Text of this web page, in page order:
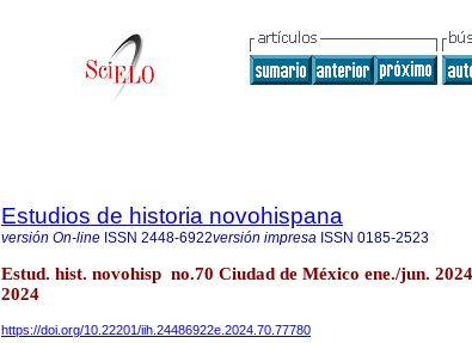
Estudios de historia novohispana
versión On-line ISSN 2448-6922versión impresa ISSN 0185-2523
Estud. hist. novohisp no.70 Ciudad de México ene./jun.
2024
https://doi.org/10.22201/iih.24486922e.2024.70.77780